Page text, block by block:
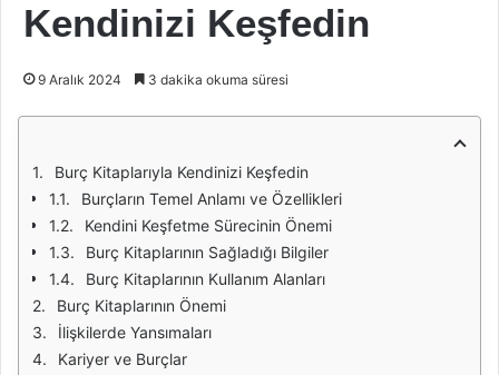
Kendinizi Keşfedin
9 Aralık 2024 3 dakika okuma süresi
Burç Kitaplarıyla Kendinizi Keşfedin
Burçların Temel Anlamı ve Özellikleri
Kendini Keşfetme Sürecinin Önemi
Burç Kitaplarının Sağladığı Bilgiler
Burç Kitaplarının Kullanım Alanları
Burç Kitaplarının Önemi
İlişkilerde Yansımaları
Kariyer ve Burçlar